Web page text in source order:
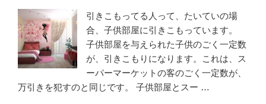
引きこもってる人って、たいていの場
合、子供部屋に引きこもっています。
子供部屋を与えられた子供のごく一定数
が、引きこもりになります。これは、ス
ーパーマーケットの客のごく一定数が、
万引きを犯すのと同じです。 子供部屋とスー …